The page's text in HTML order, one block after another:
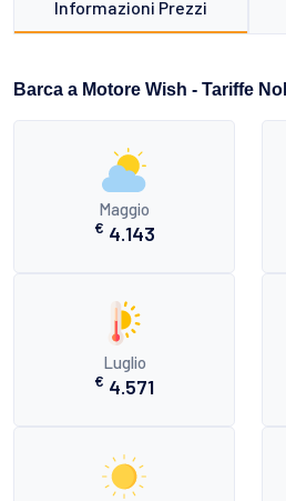
Informazioni Prezzi
Barca a Motore Wish - Tariffe
Maggio
€ 4.143
Luglio
€ 4.571